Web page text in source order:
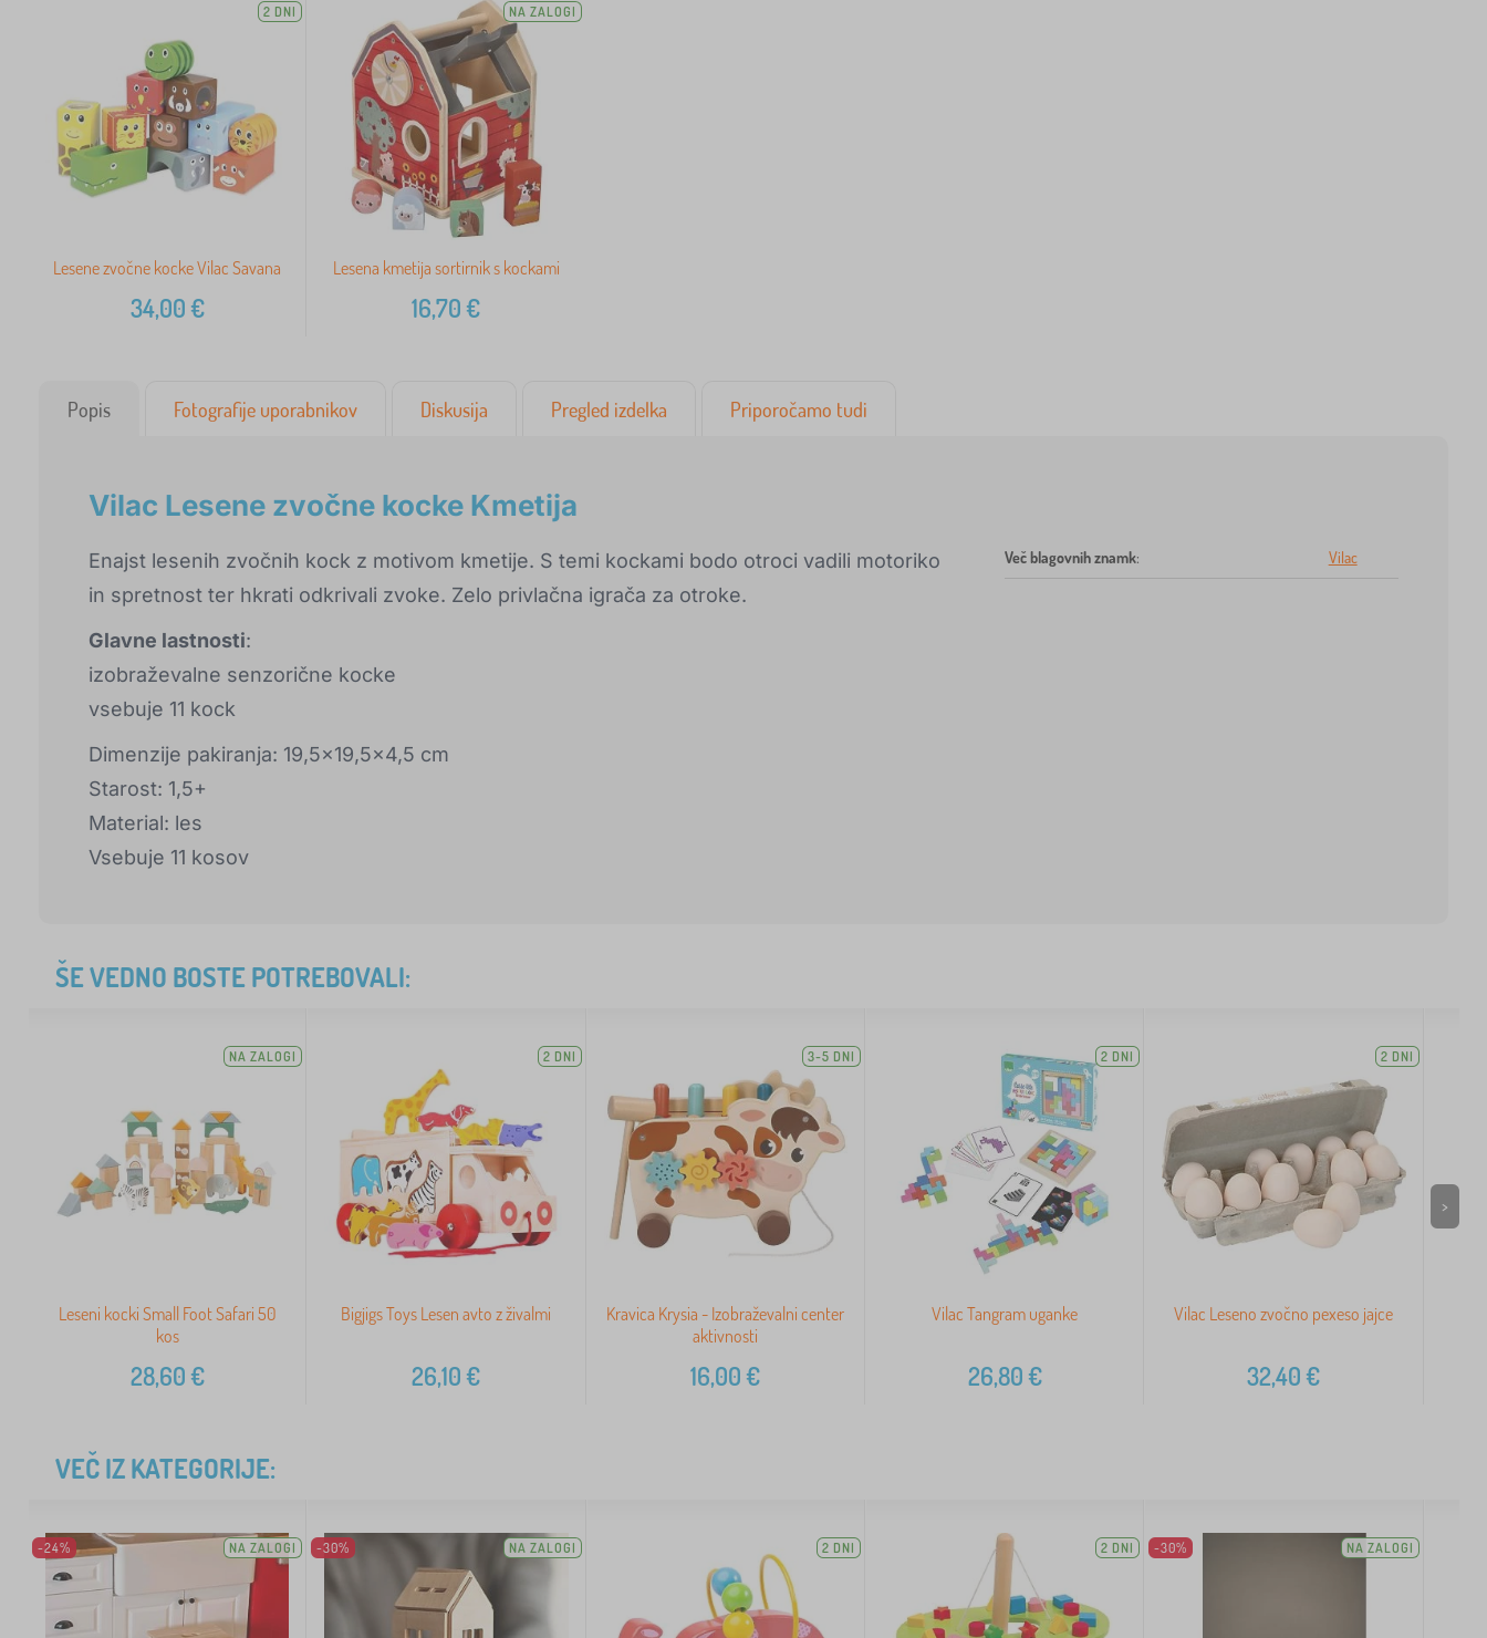
2 DNI
Lesene zvočne kocke Vilac Savana
34,00€
NA ZALOGI
Lesena kmetija sortirnik s kockami
16,70€
Popis Fotografije uporabnikov Diskusija Pregled izdelka Priporočamo tudi
Vilac Lesene zvočne kocke Kmetija
Enajst lesenih zvočnih kock z motivom kmetije. S temi kockami bodo otroci vadili motoriko
in spretnost ter hkrati odkrivali zvoke. Zelo privlačna igrača za otroke.
Glavne lastnosti:
izobraževalne senzorične kocke
vsebuje 11 kock
Dimenzije pakiranja: 19,5x19,5x4,5 cm
Starost: 1,5+
Material: les
Vsebuje 11 kosov
Več blagovnih znamk: Vilac
ŠE VEDNO BOSTE POTREBOVALI:
NA ZALOGI
Leseni kocki Small Foot Safari 50
kos
28,60€
2 DNI
Bigjigs Toys Lesen avto z živalmi
26,10€
3-5 DNI
Kravica Krysia - Izobraževalni center
aktivnosti
16,00€
2 DNI
Vilac Tangram uganke
26,80€
2 DNI
Vilac Leseno zvočno pexeso jajce
32,40€
>
VEČ IZ KATEGORIJE:
-24% NA ZALOGI -30% NA ZALOGI 2 DNI 2 DNI -30% NA ZALOGI